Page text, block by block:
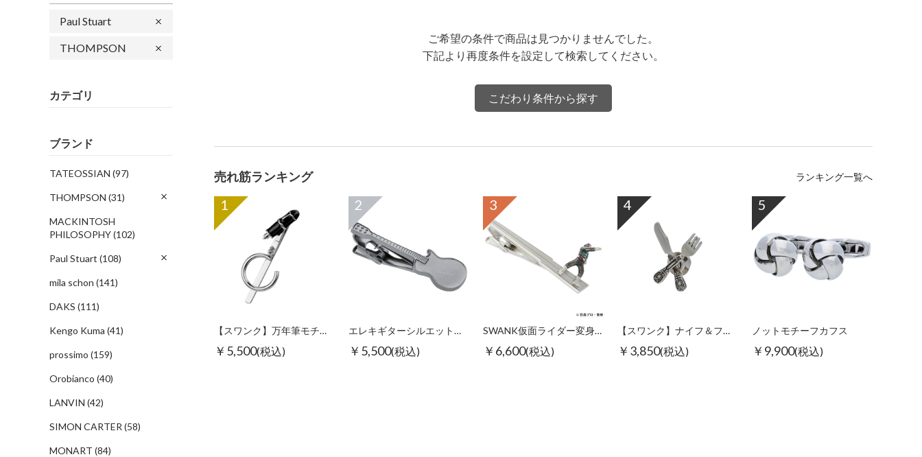
Paul Stuart
THOMPSON
カテゴリ
ブランド
TATEOSSIAN (97)
THOMPSON (31)
MACKINTOSH
PHILOSOPHY(102)
Paul Stuart (108)
mila schon (141)
DAKS (111)
Kengo Kuma (41)
prossimo (159)
Orobianco (40)
LANVIN (42)
SIMON CARTER (58)
MONART (84)
ご希望の条件で商品は見つかりませんでした。
下記より再度条件を設定して検索してください。
こだわり条件から探す
売れ筋ランキング ランキング一覧へ
1
【スワンク】万年筆モチーフグラスホルダー
￥5,500(税込)
2
エレキギターシルエットタイピン ブラック
￥5,500(税込)
3
SWANK仮面ライダー変身タイピン
￥6,600(税込)
4
【スワンク】ナイフ＆フォークピンズ
￥3,850(税込)
5
ノットモチーフカフス
￥9,900(税込)